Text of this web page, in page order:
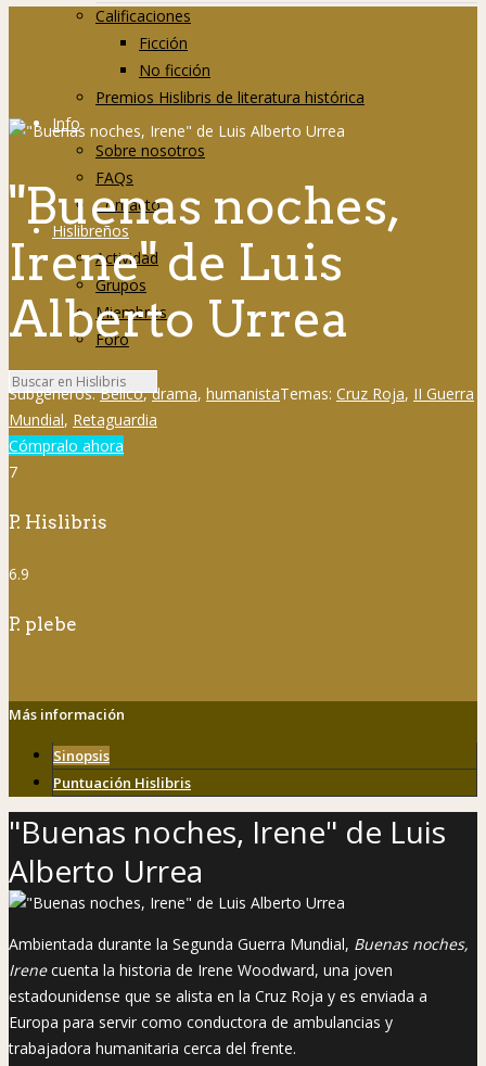
Calificaciones
Ficción
No ficción
Premios Hislibris de literatura histórica
Info
Sobre nosotros
FAQs
Contacto
Hislibreños
Actividad
Grupos
Miembros
Foro
"Buenas noches,
Irene" de Luis
Alberto Urrea
Subgéneros:Bélico,drama, humanistaTemas: Cruz Roja, II Guerra
Mundial, Retaguardia
Cómpralo ahora
7
P. Hislibris
6.9
P. plebe
Más información
Sinopsis
Puntuación Hislibris
"Buenas noches, Irene" de Luis
Alberto Urrea
Ambientada durante la Segunda Guerra Mundial, Buenas noches,
Irenecuenta la historia de Irene Woodward, una joven
estadounidense que se alista en la Cruz Roja y es enviada a
Europa para servir como conductora de ambulancias y
trabajadora humanitaria cerca del frente.